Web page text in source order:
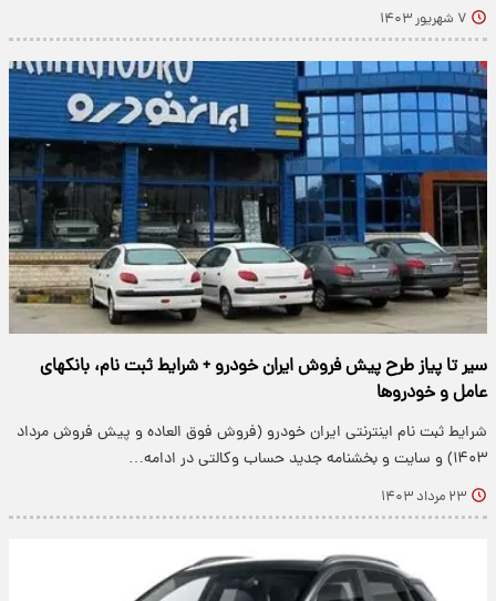
۷ شهریور ۱۴۰۳
سیر تا پیاز طرح پیش فروش ایران خودرو + شرایط ثبت نام، بانکهای
عامل و خودروها
شرایط ثبت نام اینترنتی ایران خودرو (فروش فوق العاده و پیش فروش مرداد
۱۴۰۳) و سایت و بخشنامه جدید حساب وکالتی در ادامه…
۲۳ مرداد ۱۴۰۳